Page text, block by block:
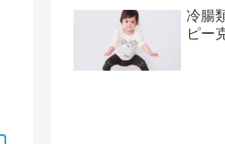
冷腸
ピー